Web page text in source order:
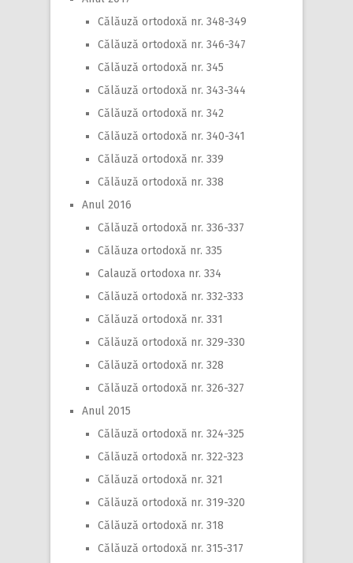
Călăuză ortodoxă nr. 348-349
Călăuză ortodoxă nr. 346-347
Călăuză ortodoxă nr. 345
Călăuză ortodoxă nr. 343-344
Călăuză ortodoxă nr. 342
Călăuză ortodoxă nr. 340-341
Călăuză ortodoxă nr. 339
Călăuză ortodoxă nr. 338
Anul 2016
Călăuză ortodoxă nr. 336-337
Călăuza ortodoxă nr. 335
Calauză ortodoxa nr. 334
Călăuză ortodoxă nr. 332-333
Călăuză ortodoxă nr. 331
Călăuză ortodoxă nr. 329-330
Călăuză ortodoxă nr. 328
Călăuză ortodoxă nr. 326-327
Anul 2015
Călăuză ortodoxă nr. 324-325
Călăuză ortodoxă nr. 322-323
Călăuză ortodoxă nr. 321
Călăuză ortodoxă nr. 319-320
Călăuză ortodoxă nr. 318
Călăuză ortodoxă nr. 315-317